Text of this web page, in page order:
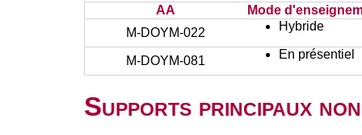
AA
Mode
M-DOYM-022
Hybride
M-DOYM-081 En présentiel
Supports principaux